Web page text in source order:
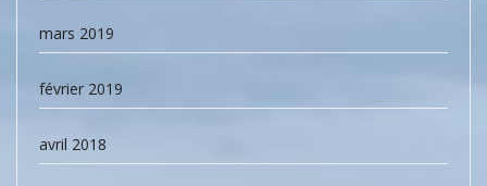
mars 2019
février 2019
avril 2018